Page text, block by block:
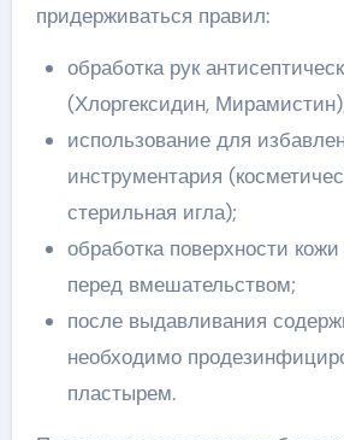
придерживаться правил:
обработка рук
(Хлоргексидин,
использование для
инструментария
стерильная игла);
обработка поверхности
перед вмешательством;
после выдавливания
необходимо
пластырем.